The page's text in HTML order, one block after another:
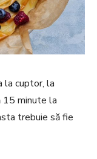
la cuptor, la
minute la
trebuie să fie